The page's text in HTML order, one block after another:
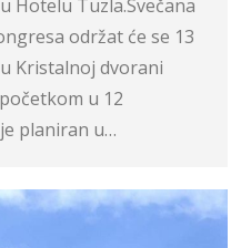
Hotelu Tuzla.Svečana
održat će se 13
Kristalnoj dvorani
u 12
planiran u…